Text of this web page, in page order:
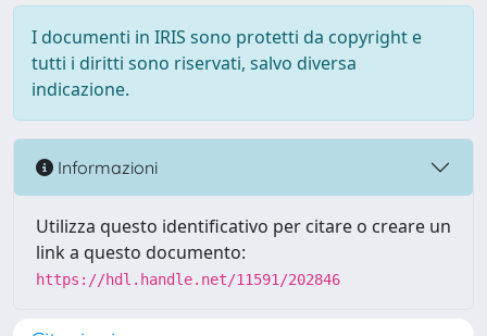
I documenti in IRIS sono protetti da copyright e
tutti i diritti sono riservati, salvo diversa
indicazione.
Informazioni
Utilizza questo identificativo per citare o creare un
link a questo documento:
https://hdl.handle.net/11591/202846